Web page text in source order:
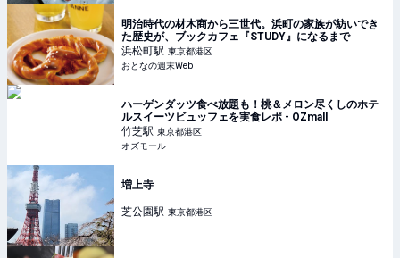
明治時代の材木商から三世代。浜町の家族が紡いでき
た歴史が、ブックカフェ『STUDY』になるまで
浜松町駅 東京都港区
おとなの週末Web
ハーゲンダッツ食べ放題も！桃＆メロン尽くしのホテ
ルスイーツビュッフェを実食レポ - OZmall
竹芝駅 東京都港区
オズモール
増上寺
芝公園駅 東京都港区